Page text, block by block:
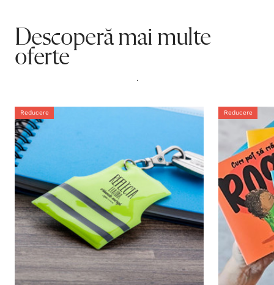
Descoperă mai multe
oferte
.
Reducere Reducere